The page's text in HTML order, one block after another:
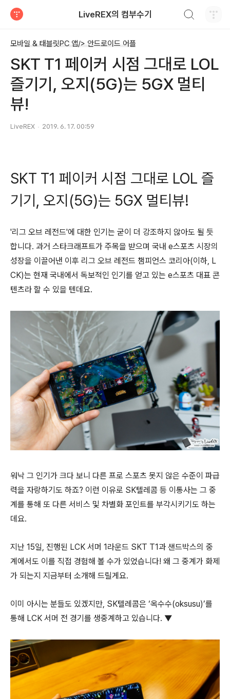
LiveREX의 컴부수기
모바일 & 태블릿PC 앱/> 안드로이드 어플
SKT T1 페이커 시점 그대로 LOL
즐기기, 오지(5G)는 5GX 멀티
뷰!
LiveREX 2019. 6. 17. 00:59
SKT T1 페이커 시점 그대로 LOL 즐
기기, 오지(5G)는 5GX 멀티뷰!
'리그 오브 레전드'에 대한 인기는 굳이 더 강조하지 않아도 될 듯
합니다. 과거 스타크래프트가 주목을 받으며 국내 e스포츠 시장의
성장을 이끌어낸 이후 리그 오브 레전드 챔피언스 코리아(이하, L
CK)는 현재 국내에서 독보적인 인기를 얻고 있는 e스포츠 대표 콘
텐츠라 할 수 있을 텐데요.
워낙 그 인기가 크다 보니 다른 프로 스포츠 못지 않은 수준이 파급
력을 자랑하기도 하죠? 이런 이유로 SK텔레콤 등 이통사는 그 중
계를 통해 또 다른 서비스 및 차별화 포인트를 부각시키기도 하는
데요.
지난 15일, 진행된 LCK 서머 1라운드 SKT T1과 샌드박스의 중
계에서도 이를 직접 경험해 볼 수가 있었습니다! 왜 그 중계가 화제
가 되는지 지금부터 소개해 드릴게요.
이미 아시는 분들도 있겠지만, SK텔레콤은 ‘옥수수(oksusu)’를
통해 LCK 서머 전 경기를 생중계하고 있습니다. ▼